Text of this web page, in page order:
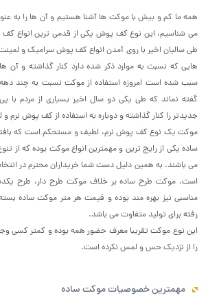
همه ما کم و بیش با موکت ها آشنا هستیم و آن ها را به
می شناسیم، این نوع کف پوش یکی از قدمی ترین انواع
طی سالیان اخیر با روی آمدن انواع کف پوش سرامیک و لمینت
هایی که نسبت به موارد ذکر شده دارد کنار گذاشته و آن
سبب شده است امروزه استفاده از موکت نسبت به چند دهه
گفته نماند که طی یکی دو سال اخیر بسیاری از مردم با
جدیدتر را کنار گذاشته و دوباره به استفاده از کف پوش نرم
موکت یک نوع کف پوش نرم، لطیف و مستحکم است که
ساده یکی از رایج ترین و مهمترین انواع موکت بوده که از
می باشند. به همین دلیل دست شما خریداران محترم در
است. موکت طرح ساده بر خلاف موکت طرح دار، طرح
مناسبی نیز بهره مند بوده و قیمت هر متر موکت ساده
رفته برای تولید متفاوت می باشد.
این نوع موکت تقریبا معرف حضور همه بوده و کمتر کسی
را از نزدیک حس و لمس نکرده است.
مهمترین خصوصیات موکت ساده